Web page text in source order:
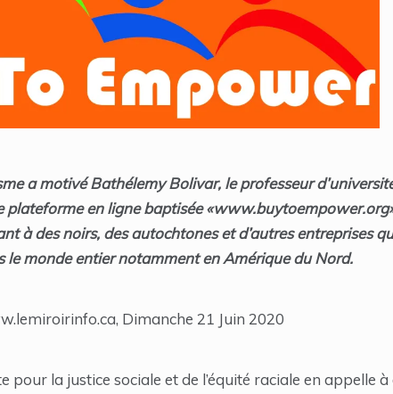
a motivé Bathélemy Bolivar, le professeur
plateforme en ligne baptisée
à des noirs, des autochtones et d’autres entreprises
le monde entier notamment en Amérique du Nord.
Dimanche 21 Juin 2020
pour la justice sociale et de l’équité raciale en appelle